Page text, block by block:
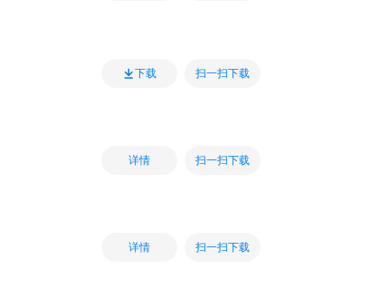
下载 扫一扫下载
详情 扫一扫下载
详情 扫一扫下载